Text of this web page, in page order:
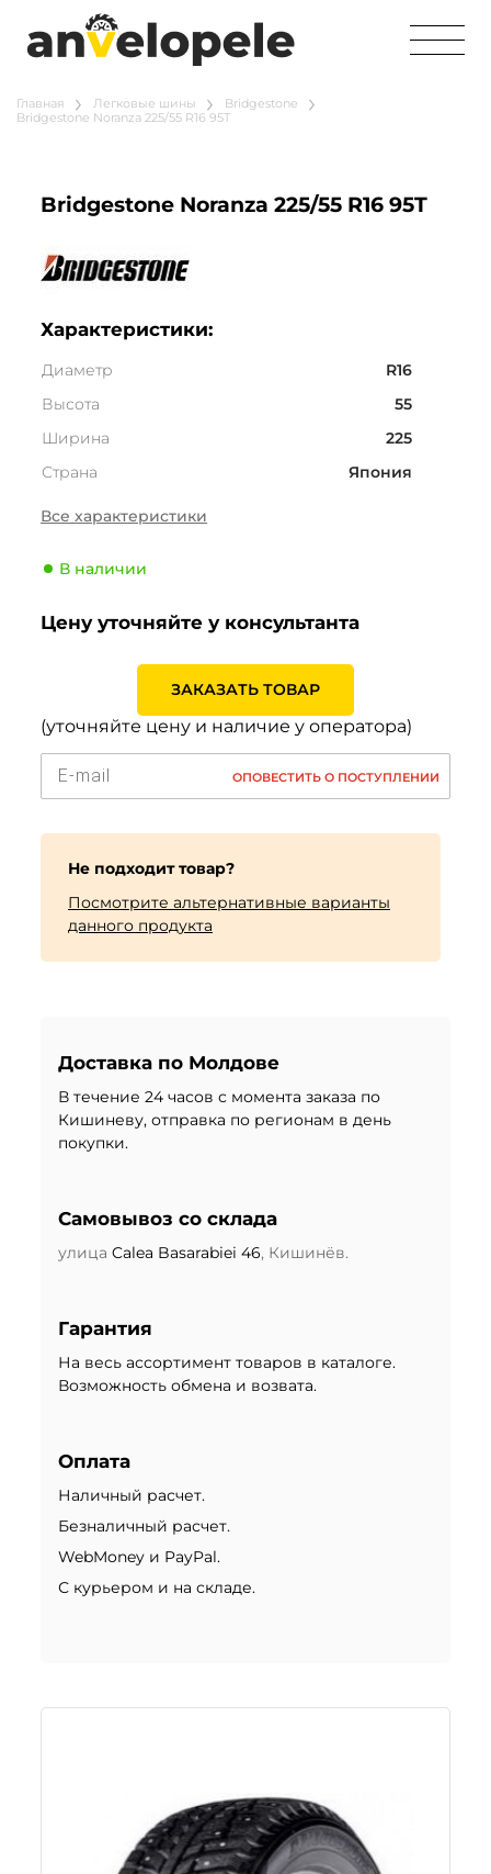
Главная Легковые шины
Bridgestone
Bridgestone Noranza 225/55 R16 95T
Bridgestone Noranza 225/55 R16 95T
Характеристики:
Диаметр
R16
Высота
55
Ширина
225
Страна
Япония
Сезонность
средства
Индекс скорости
T (190 км/ч)
Индекс нагрузки
95 (690кг)
Все характеристики
В наличии
Цену уточняйте у консультанта
ЗАКАЗАТЬ ТОВАР
(уточняйте цену и наличие у оператора)
ОПОВЕСТИТЬ О ПОСТУПЛЕНИИ
Не подходит товар?
Посмотрите альтернативные варианты
данного продукта
Доставка по Молдове
В течение 24 часов с момента заказа по
Кишиневу, отправка по регионам в день
покупки.
Самовывоз со склада
улица Calea Basarabiei 46, Кишинёв.
Гарантия
На весь ассортимент товаров в каталоге.
Возможность обмена и возвата.
Оплата
Наличный расчет.
Безналичный расчет.
WebMoney и PayPal.
С курьером и на складе.